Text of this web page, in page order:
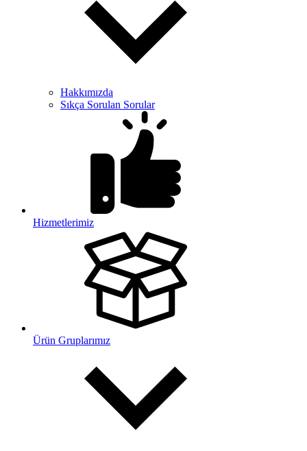
Hakkımızda
Sıkça Sorulan Sorular
Hizmetlerimiz
Ürün Gruplarımız